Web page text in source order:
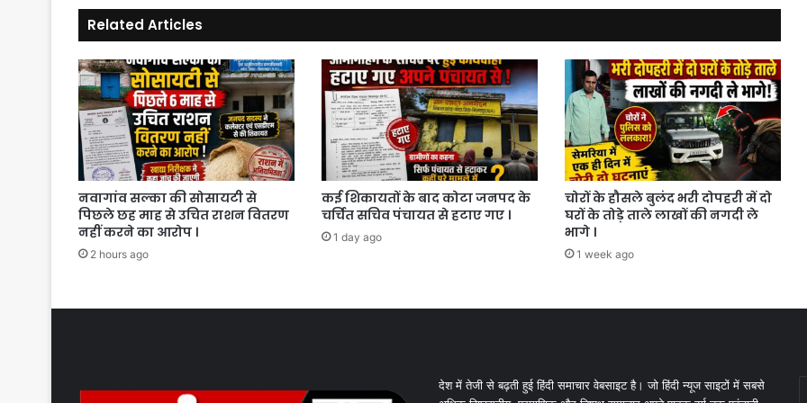
Related Articles
नवागांव सल्का की सोसायटी से
पिछले छह माह से उचित राशन वितरण
नहीं करने का आरोप ।
2 hours ago
कई शिकायतों के बाद कोटा जनपद के
चर्चित सचिव पंचायत से हटाए गए ।
1 day ago
चोरों के हौसले बुलंद भरी दोपहरी में दो
घरों के तोड़े ताले लाखों की नगदी ले
भागे ।
1 week ago
देश में तेजी से बढ़ती हुई हिंदी समाचार वेबसाइट है। जो हिंदी न्यूज साइटों में सबसे